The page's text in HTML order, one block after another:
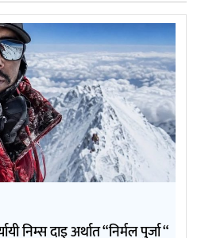
निम्स दाइ अर्थात “निर्मल पुर्जा “